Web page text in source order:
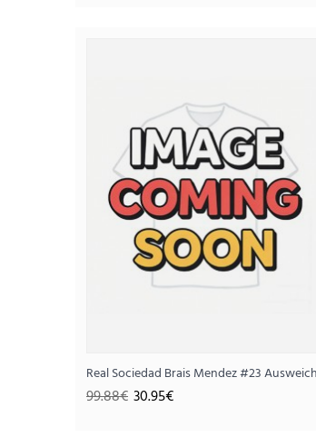
SALE
Real Sociedad Brais Mendez #23
99.88€ 30.95€